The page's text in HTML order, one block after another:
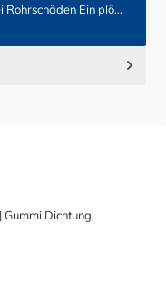
Rohrschäden Ein plö…